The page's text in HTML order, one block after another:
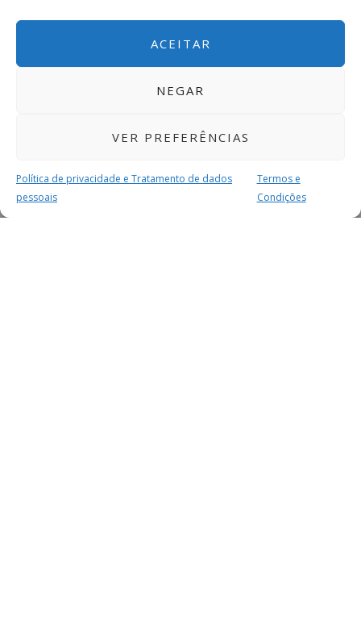
ACEITAR
NEGAR
VER PREFERÊNCIAS
Política de privacidade e Tratamento de dados
pessoais
Termos e
Condições